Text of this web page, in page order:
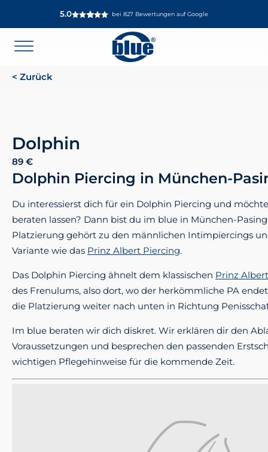
5.0 bei 827 Bewertungen auf Google
< Zurück
Dolphin
89 €
Dolphin Piercing in München-
Du interessierst dich für ein Dolphin Piercing und
beraten lassen? Dann bist du im blue in München-
Platzierung gehört zu den männlichen Intimpiercings
Variante wie das Prinz Albert Piercing.
Das Dolphin Piercing ähnelt dem klassischen Prinz Albert
des Frenulums, also dort, wo der herkömmliche PA
die Platzierung weiter nach unten in Richtung
Im blue beraten wir dich diskret. Wir erklären dir den
Voraussetzungen und besprechen den passenden
wichtigen Pflegehinweise für die kommende Zeit.